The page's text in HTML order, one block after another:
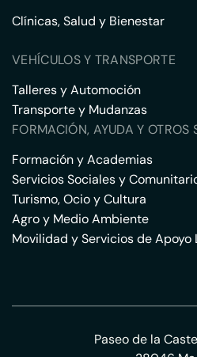
Clínicas, Salud y Bienestar
VEHÍCULOS Y TRANSPORTE
Talleres y Automoción
Transporte y Mudanzas
FORMACIÓN, AYUDA Y OTROS
Formación y Academias
Servicios Sociales y
Turismo, Ocio y Cultura
Agro y Medio Ambiente
Movilidad y Servicios de Apoyo
Paseo de la